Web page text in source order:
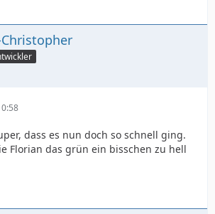
dass es nun doch so schnell ging.
Florian das grün ein bisschen zu hell